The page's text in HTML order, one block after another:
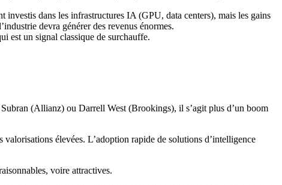
investis dans les infrastructures IA (GPU, data centers), mais les gains
devra générer des revenus énormes.
est un signal classique de surchauffe.
(Allianz) ou Darrell West (Brookings), il s’agit plus d’un boom
élevées. L’adoption rapide de solutions d’intelligence
voire attractives.